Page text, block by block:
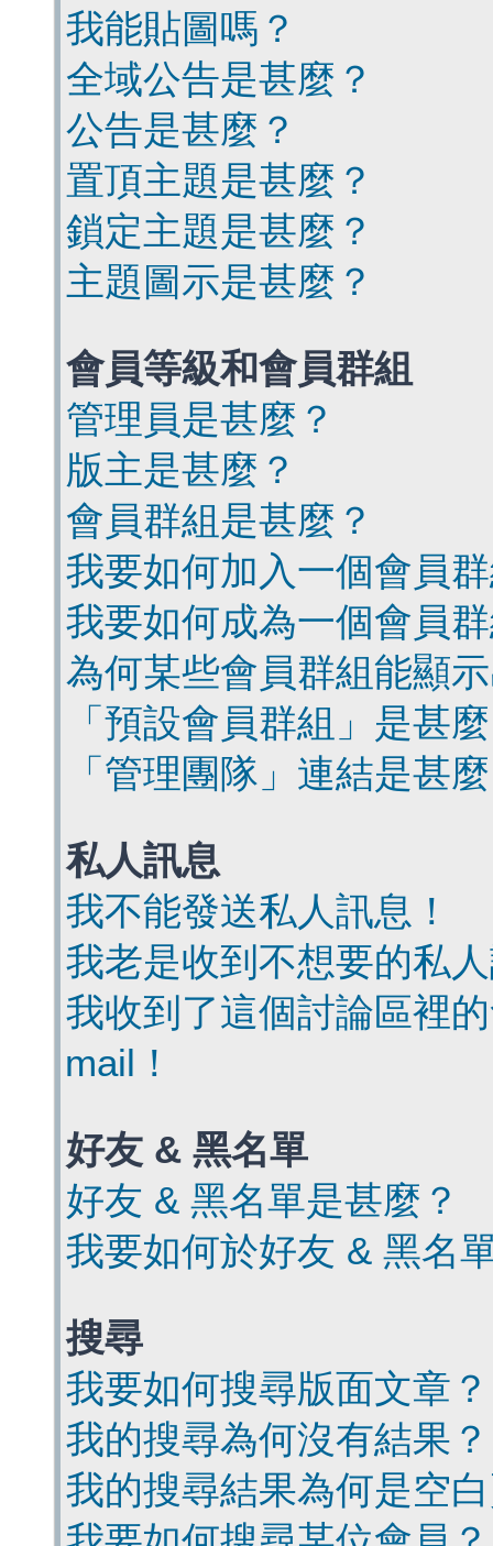
我能貼圖嗎？
全域公告是甚麼？
公告是甚麼？
置頂主題是甚麼？
鎖定主題是甚麼？
主題圖示是甚麼？
會員等級和會員群組
管理員是甚麼？
版主是甚麼？
會員群組是甚麼？
我要如何加入一個會員
我要如何成為一個會員
為何某些會員群組能顯
「預設會員群組」是甚
「管理團隊」連結是甚
私人訊息
我不能發送私人訊息！
我老是收到不想要的私
我收到了這個討論區裡
mail！
好友 & 黑名單
好友 & 黑名單是甚麼？
我要如何於好友 & 黑名
搜尋
我要如何搜尋版面文章？
我的搜尋為何沒有結果？
我的搜尋結果為何是空